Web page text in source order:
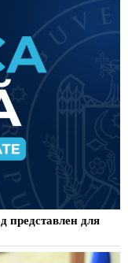
представлен для